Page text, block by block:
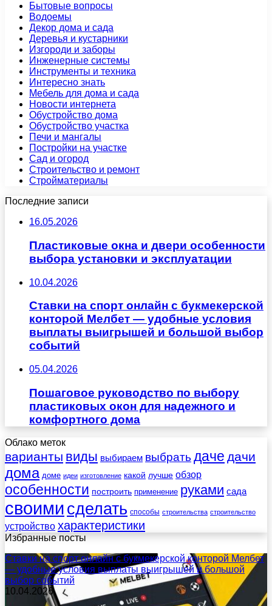
Бытовые вопросы
Водоемы
Декор дома и сада
Деревья и кустарники
Изгороди и заборы
Инженерные системы
Инструменты и техника
Интересно знать
Мебель для дома и сада
Новости интернета
Обустройство дома
Обустройство участка
Печи и мангалы
Постройки на участке
Сад и огород
Строительство и ремонт
Стройматериалы
Последние записи
16.05.2026
Пластиковые окна и двери особенности
выбора установки и эксплуатации
10.04.2026
Ставки на спорт онлайн с букмекерской
конторой Мелбет — удобные условия
выплаты выигрышей и большой выбор
событий
05.04.2026
Пошаговое руководство по выбору
пластиковых окон для надежного и
комфортного дома
Облако меток
варианты виды выбираем выбрать даче дачи
дома доме идеи изготовление какой лучше обзор
особенности построить применение руками сада
своими сделать способы строительства строительство
устройство характеристики
Избранные посты
Ставки на спорт онлайн с букмекерской конторой Мелбет
— удобные условия выплаты выигрышей и большой
выбор событий
10.04.2026